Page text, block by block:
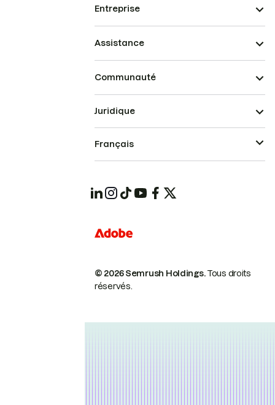
Entreprise
Assistance
Communauté
© 2026 Semrush Holdings.Tous droits
réservés.
Juridique
Français